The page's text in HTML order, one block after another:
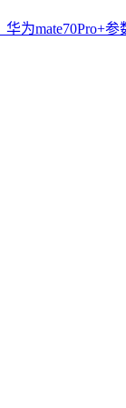
华为mate70Pro+参